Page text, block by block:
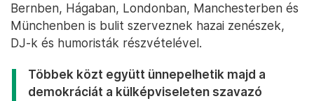
Bernben, Hágaban, Londonban, Manchesterben és
Münchenben is bulit szerveznek hazai zenészek,
DJ-k és humoristák részvételével.
Többek közt együtt ünnepelhetik majd a
demokráciát a külképviseleten szavazó